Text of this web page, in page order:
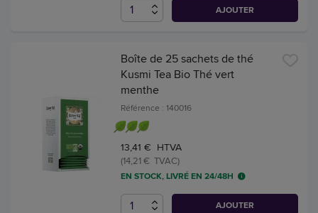
AJOUTER
Boîte de 25 sachets de thé
Kusmi Tea Bio Thé vert
menthe
Référence : 140016
13,41 € HTVA
(14,21 € TVAC)
EN STOCK, LIVRÉ EN 24/48H
AJOUTER